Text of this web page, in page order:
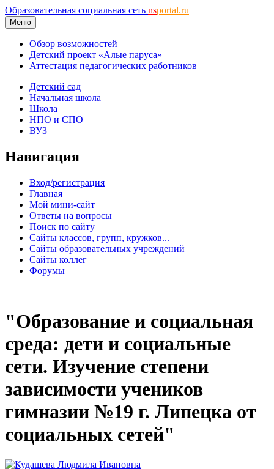
Образовательная социальная сеть nsportal.ru
Меню
Обзор возможностей
Детский проект «Алые паруса»
Аттестация педагогических работников
Детский сад
Начальная школа
Школа
НПО и СПО
ВУЗ
Навигация
Вход/регистрация
Главная
Мой мини-сайт
Ответы на вопросы
Поиск по сайту
Сайты классов, групп, кружков...
Сайты образовательных учреждений
Сайты коллег
Форумы
"Образование и социальная
среда: дети и социальные
сети. Изучение степени
зависимости учеников
гимназии №19 г. Липецка от
социальных сетей"